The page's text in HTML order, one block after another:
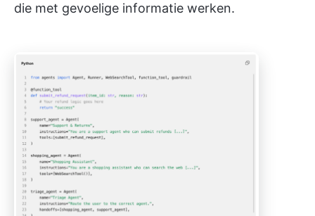
die met gevoelige informatie werken.